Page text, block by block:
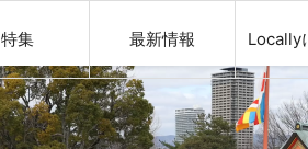
特集 最新情報 Locally